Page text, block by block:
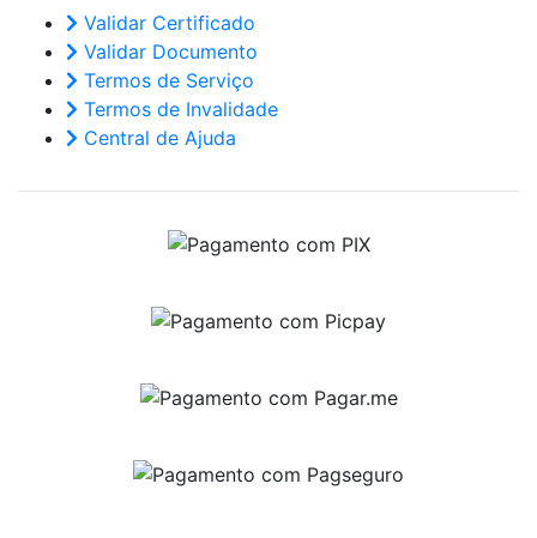
Validar Certificado
Validar Documento
Termos de Serviço
Termos de Invalidade
Central de Ajuda